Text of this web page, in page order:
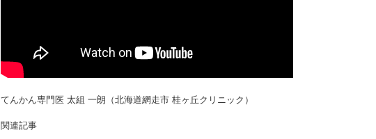
てんかん専門医 太組 一朗（北海道網走市 桂ヶ丘クリニック）
関連記事